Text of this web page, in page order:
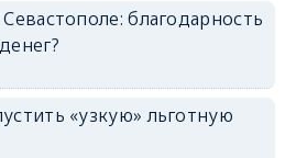
благодарность
«узкую» льготную